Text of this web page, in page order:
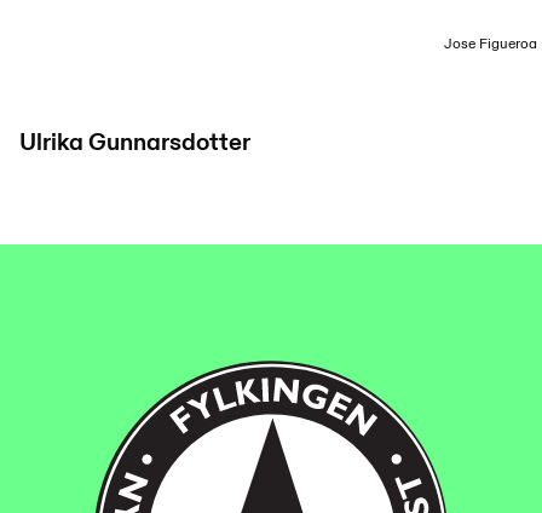
Jose Figueroa
Ulrika Gunnarsdotter